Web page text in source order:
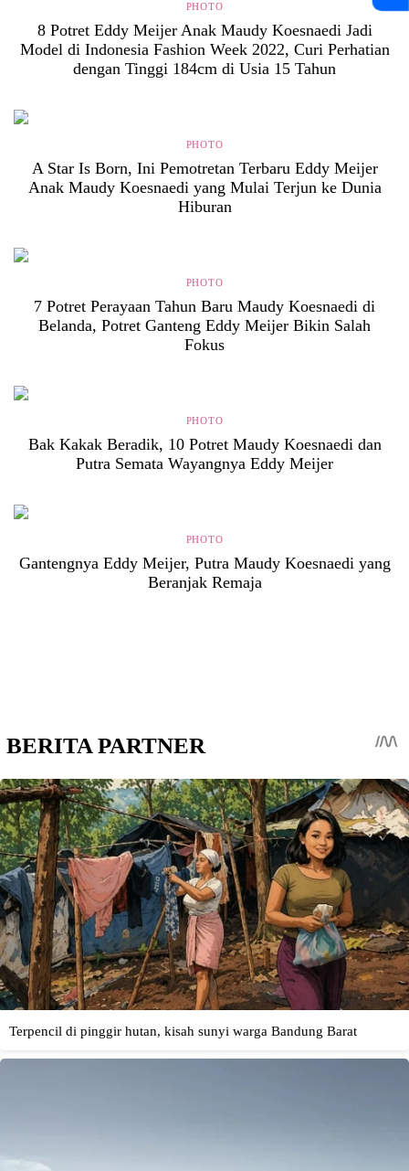
PHOTO
8 Potret Eddy Meijer Anak Maudy Koesnaedi Jadi
Model di Indonesia Fashion Week 2022, Curi Perhatian
dengan Tinggi 184cm di Usia 15 Tahun
PHOTO
A Star Is Born, Ini Pemotretan Terbaru Eddy Meijer
Anak Maudy Koesnaedi yang Mulai Terjun ke Dunia
Hiburan
PHOTO
7 Potret Perayaan Tahun Baru Maudy Koesnaedi di
Belanda, Potret Ganteng Eddy Meijer Bikin Salah
Fokus
PHOTO
Bak Kakak Beradik, 10 Potret Maudy Koesnaedi dan
Putra Semata Wayangnya Eddy Meijer
PHOTO
Gantengnya Eddy Meijer, Putra Maudy Koesnaedi yang
Beranjak Remaja